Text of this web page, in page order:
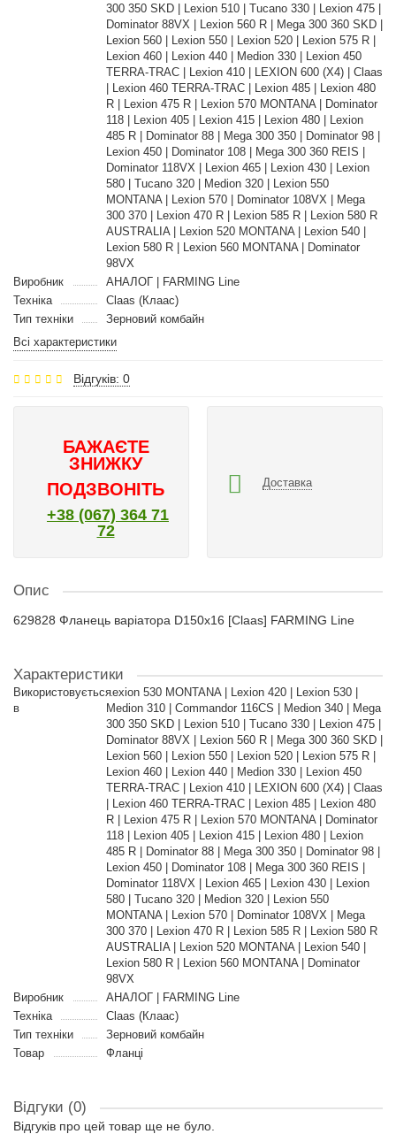
300 350 SKD | Lexion 510 | Tucano 330 | Lexion 475 |
Dominator 88VX | Lexion 560 R | Mega 300 360 SKD |
Lexion 560 | Lexion 550 | Lexion 520 | Lexion 575 R |
Lexion 460 | Lexion 440 | Medion 330 | Lexion 450
TERRA-TRAC | Lexion 410 | LEXION 600 (X4) | Claas
| Lexion 460 TERRA-TRAC | Lexion 485 | Lexion 480
R | Lexion 475 R | Lexion 570 MONTANA | Dominator
118 | Lexion 405 | Lexion 415 | Lexion 480 | Lexion
485 R | Dominator 88 | Mega 300 350 | Dominator 98 |
Lexion 450 | Dominator 108 | Mega 300 360 REIS |
Dominator 118VX | Lexion 465 | Lexion 430 | Lexion
580 | Tucano 320 | Medion 320 | Lexion 550
MONTANA | Lexion 570 | Dominator 108VX | Mega
300 370 | Lexion 470 R | Lexion 585 R | Lexion 580 R
AUSTRALIA | Lexion 520 MONTANA | Lexion 540 |
Lexion 580 R | Lexion 560 MONTANA | Dominator
98VX
Виробник
АНАЛОГ | FARMING Line
Техніка
Claas (Клаас)
Тип техніки
Зерновий комбайн
Всі характеристики
Відгуків: 0
БАЖАЄТЕ
ЗНИЖКУ
ПОДЗВОНІТЬ
+38 (067) 364 71
72
Доставка
Опис
629828 Фланець варіатора D150x16 [Claas] FARMING Line
Характеристики
Використовується
в
Lexion 530 MONTANA | Lexion 420 | Lexion 530 |
Medion 310 | Commandor 116CS | Medion 340 | Mega
300 350 SKD | Lexion 510 | Tucano 330 | Lexion 475 |
Dominator 88VX | Lexion 560 R | Mega 300 360 SKD |
Lexion 560 | Lexion 550 | Lexion 520 | Lexion 575 R |
Lexion 460 | Lexion 440 | Medion 330 | Lexion 450
TERRA-TRAC | Lexion 410 | LEXION 600 (X4) | Claas
| Lexion 460 TERRA-TRAC | Lexion 485 | Lexion 480
R | Lexion 475 R | Lexion 570 MONTANA | Dominator
118 | Lexion 405 | Lexion 415 | Lexion 480 | Lexion
485 R | Dominator 88 | Mega 300 350 | Dominator 98 |
Lexion 450 | Dominator 108 | Mega 300 360 REIS |
Dominator 118VX | Lexion 465 | Lexion 430 | Lexion
580 | Tucano 320 | Medion 320 | Lexion 550
MONTANA | Lexion 570 | Dominator 108VX | Mega
300 370 | Lexion 470 R | Lexion 585 R | Lexion 580 R
AUSTRALIA | Lexion 520 MONTANA | Lexion 540 |
Lexion 580 R | Lexion 560 MONTANA | Dominator
98VX
Виробник
АНАЛОГ | FARMING Line
Техніка
Claas (Клаас)
Тип техніки
Зерновий комбайн
Товар
Фланці
Відгуки (0)
Відгуків про цей товар ще не було.